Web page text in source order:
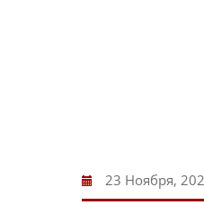
23 Ноября,